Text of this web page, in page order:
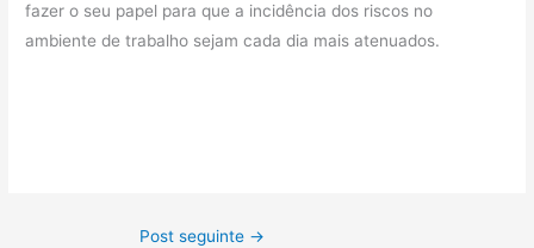
fazer o seu papel para que a incidência dos riscos no
ambiente de trabalho sejam cada dia mais atenuados.
Post seguinte →